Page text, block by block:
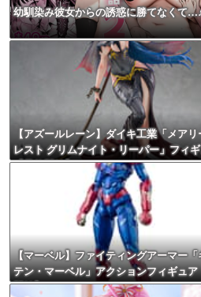
幼馴染み彼女からの誘惑に勝てなくて
【アズールレーン】ダイキ工業「メア
レスト グリムナイト・リーパー」フィ
【予約開始】
【マーベル】ファイティングアーマー「
テン・マーベル」アクションフィギュア
開始】